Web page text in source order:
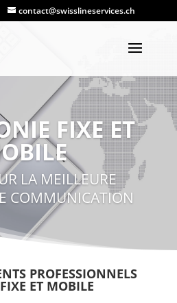
contact@swisslineservices.ch
FIXE ET
LA MEILLEURE
COMMUNICATION
PROFESSIONNELS
ET MOBILE